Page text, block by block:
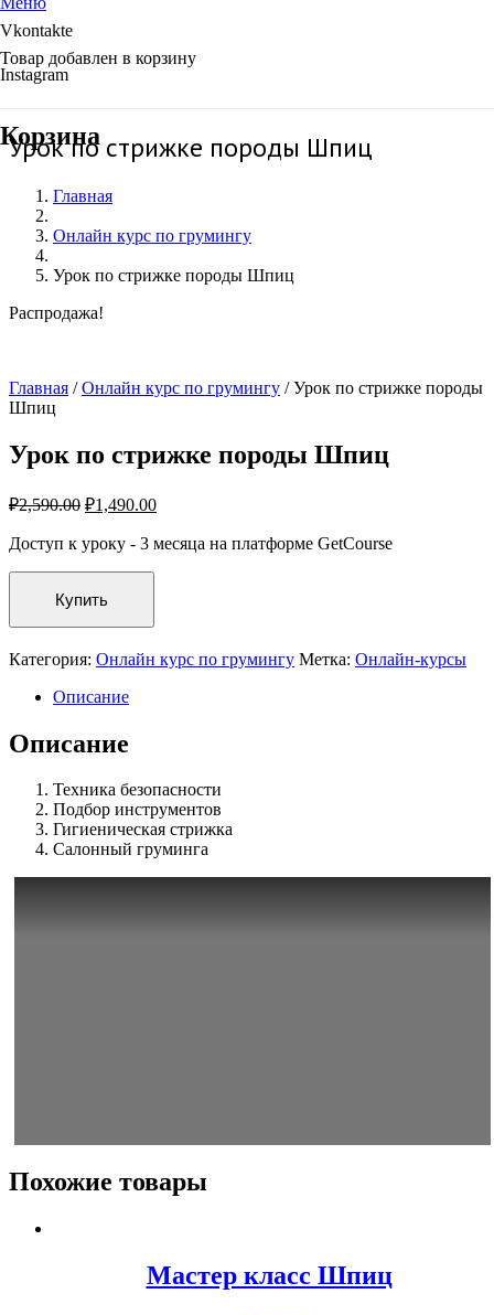
Vkontakte
Instagram
Товар добавлен в корзину
Корзина
Урок по стрижке породы Шпиц
Главная
Онлайн курс по грумингу
Урок по стрижке породы Шпиц
Распродажа!
Главная /Онлайн курс по грумингу / Урок по стрижке породы
Шпиц
Урок по стрижке породы Шпиц
₽2,590.00 ₽1,490.00
Доступ к уроку - 3 месяца на платформе GetCourse
Купить
Категория: Онлайн курс по грумингу Метка: Онлайн-курсы
Описание
Описание
Техника безопасности
Подбор инструментов
Гигиеническая стрижка
Салонный груминга
Похожие товары
Мастер класс Шпиц